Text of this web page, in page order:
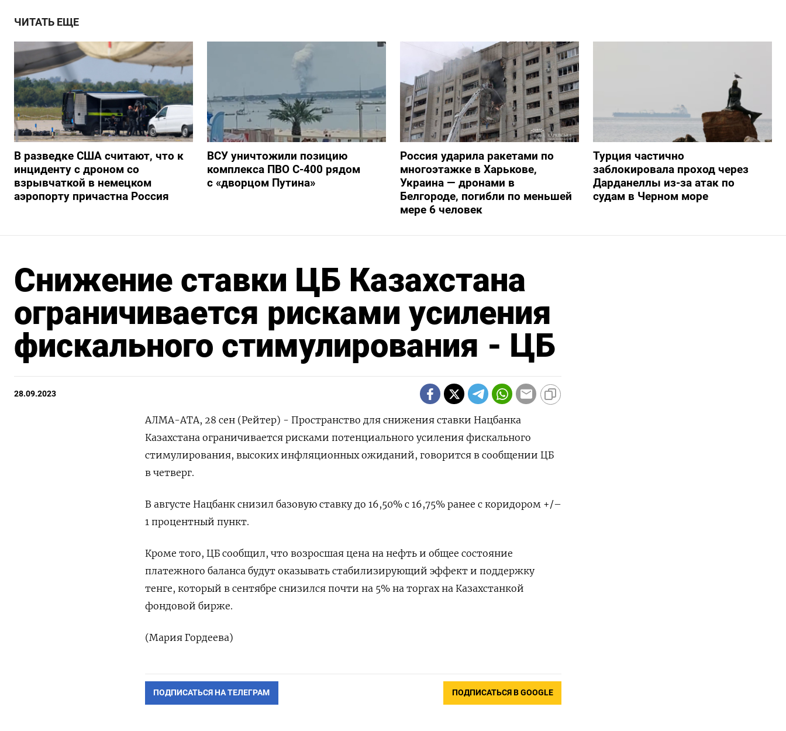
ЧИТАТЬ ЕЩЕ
В разведке США считают, что к
инциденту с дроном со
взрывчаткой в немецком
аэропорту причастна Россия
ВСУ уничтожили позицию
комплекса ПВО С-400 рядом
с «дворцом Путина»
Россия ударила ракетами по
многоэтажке в Харькове,
Украина — дронами в
Белгороде, погибли по меньшей
мере 6 человек
Турция частично
заблокировала проход через
Дарданеллы из-за атак по
судам в Черном море
Снижение ставки ЦБ Казахстана
ограничивается рисками усиления
фискального стимулирования - ЦБ
28.09.2023
АЛМА-АТА, 28 сен (Рейтер) - Пространство для снижения ставки Нацбанка
Казахстана ограничивается рисками потенциального усиления фискального
стимулирования, высоких инфляционных ожиданий, говорится в сообщении ЦБ
в четверг.
В августе Нацбанк снизил базовую ставку до 16,50% с 16,75% ранее с коридором +/–
1 процентный пункт.
Кроме того, ЦБ сообщил, что возросшая цена на нефть и общее состояние
платежного баланса будут оказывать стабилизирующий эффект и поддержку
тенге, который в сентябре снизился почти на 5% на торгах на Казахстанкой
фондовой бирже.
(Мария Гордеева)
ПОДПИСАТЬСЯ НА ТЕЛЕГРАМ ПОДПИСАТЬСЯ В GOOGLE